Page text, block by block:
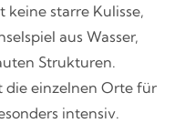
starre Kulisse,
aus Wasser,
Strukturen.
die einzelnen Orte für
intensiv.